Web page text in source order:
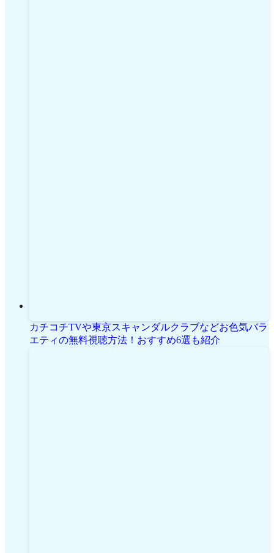
カチコチTVや東京スキャンダルクラブなどお色気バラ
エティの無料視聴方法！おすすめ6選も紹介